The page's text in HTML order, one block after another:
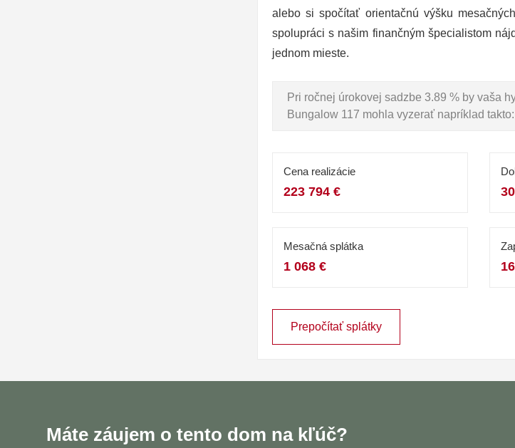
alebo si spočítať orientačnú výšku
spolupráci s našim finančným špecialistom
jednom mieste.
Pri ročnej úrokovej sadzbe 3.89 % by vaša
Bungalow 117 mohla vyzerať napríklad takto:
Cena realizácie
223 794 €
Mesačná splátka
1 068 €
Prepočítať splátky
Máte záujem o tento dom na kľúč?